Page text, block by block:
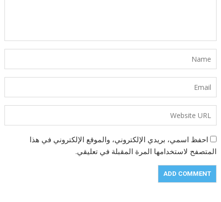
احفظ اسمي، بريدي الإلكتروني، والموقع الإلكتروني في هذا
المتصفح لاستخدامها المرة المقبلة في تعليقي.